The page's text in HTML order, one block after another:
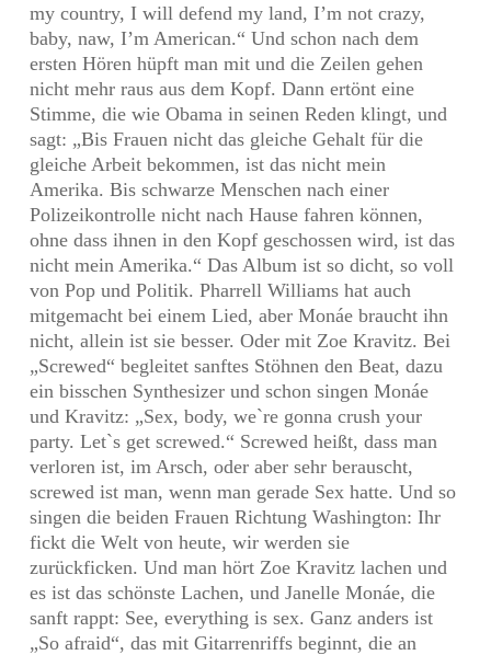
my country, I will defend my land, I’m not crazy,
baby, naw, I’m American.“ Und schon nach dem
ersten Hören hüpft man mit und die Zeilen gehen
nicht mehr raus aus dem Kopf. Dann ertönt eine
Stimme, die wie Obama in seinen Reden klingt, und
sagt: „Bis Frauen nicht das gleiche Gehalt für die
gleiche Arbeit bekommen, ist das nicht mein
Amerika. Bis schwarze Menschen nach einer
Polizeikontrolle nicht nach Hause fahren können,
ohne dass ihnen in den Kopf geschossen wird, ist das
nicht mein Amerika.“ Das Album ist so dicht, so voll
von Pop und Politik. Pharrell Williams hat auch
mitgemacht bei einem Lied, aber Monáe braucht ihn
nicht, allein ist sie besser. Oder mit Zoe Kravitz. Bei
„Screwed“ begleitet sanftes Stöhnen den Beat, dazu
ein bisschen Synthesizer und schon singen Monáe
und Kravitz: „Sex, body, we`re gonna crush your
party. Let`s get screwed.“ Screwed heißt, dass man
verloren ist, im Arsch, oder aber sehr berauscht,
screwed ist man, wenn man gerade Sex hatte. Und so
singen die beiden Frauen Richtung Washington: Ihr
fickt die Welt von heute, wir werden sie
zurückficken. Und man hört Zoe Kravitz lachen und
es ist das schönste Lachen, und Janelle Monáe, die
sanft rappt: See, everything is sex. Ganz anders ist
„So afraid“, das mit Gitarrenriffs beginnt, die an